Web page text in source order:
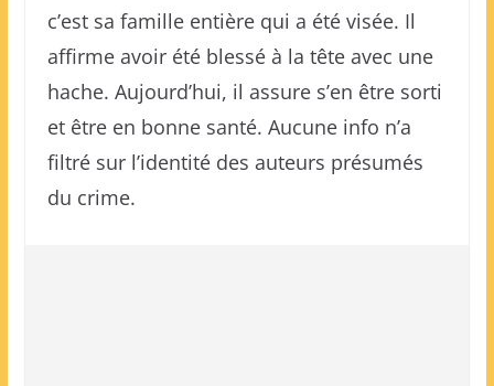
c’est sa famille entière qui a été visée. Il
affirme avoir été blessé à la tête avec une
hache. Aujourd’hui, il assure s’en être sorti
et être en bonne santé. Aucune info n’a
filtré sur l’identité des auteurs présumés
du crime.